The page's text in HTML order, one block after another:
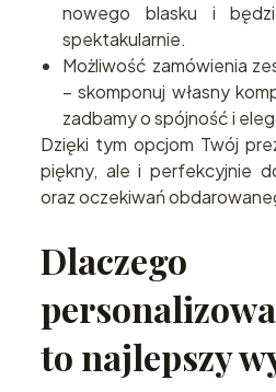
nowego blasku i
spektakularnie.
Możliwość zamówienia
– skomponuj własny
zadbamy o spójność i
Dzięki tym opcjom Twój
piękny, ale i perfekcyjnie
oraz oczekiwań
Dlaczego
to najlepszy